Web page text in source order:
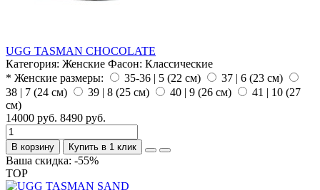
UGG TASMAN CHOCOLATE
Категория: Женские Фасон: Классические
* Женские размеры:
35-36 | 5 (22 см)
37 | 6 (23 см)
38 | 7 (24 см)
39 | 8 (25 см) 40 | 9 (26 см)
41 | 10 (27
см)
14000 руб. 8490 руб.
В корзину Купить в 1 клик
Ваша скидка: -55%
TOP